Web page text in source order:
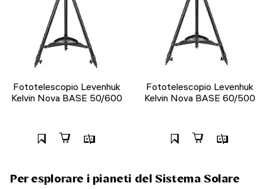
Fototelescopio Levenhuk
Kelvin Nova BASE 50/600
Fototelescopio Levenhuk
Kelvin Nova BASE 60/500
Per esplorare i pianeti del Sistema Solare